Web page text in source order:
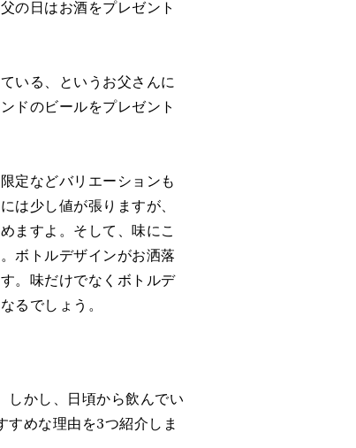
の日はお酒をプレゼント
いる、というお父さんに
ドのビールをプレゼント
定などバリエーションも
は少し値が張りますが、
ますよ。そして、味にこ
ボトルデザインがお洒落
。味だけでなくボトルデ
るでしょう。
しかし、日頃から飲んでい
めな理由を3つ紹介しま